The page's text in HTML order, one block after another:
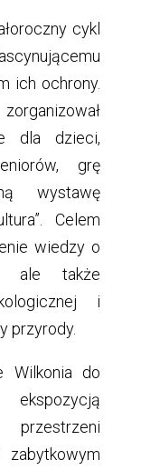
cykl
ich ochrony.
dla dzieci,
grę
wystawę
Celem
wiedzy o
ale także
i
przyrody.
Wilkonia do